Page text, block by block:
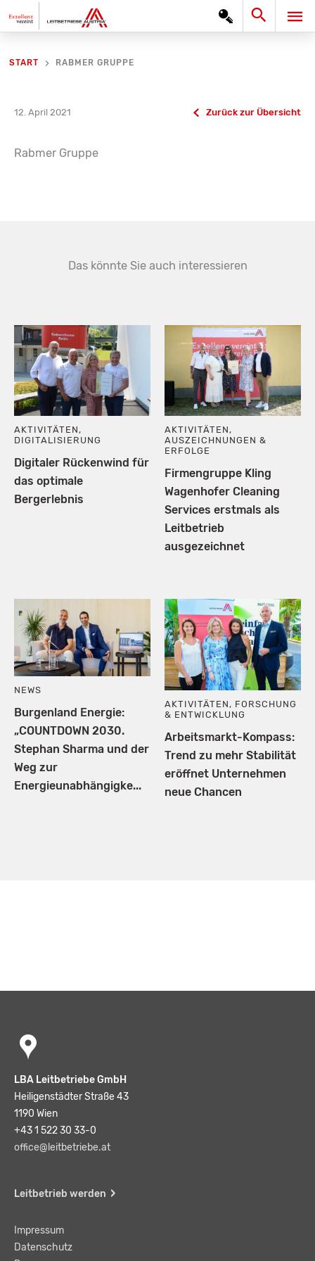
Inhalt
Search
START RABMER GRUPPE
12. April 2021 Zurück zur Übersicht
Rabmer Gruppe
Das könnte Sie auch interessieren
AKTIVITÄTEN ,
DIGITALISIERUNG
Digitaler Rückenwind für
das optimale
Bergerlebnis
AKTIVITÄTEN,
AUSZEICHNUNGEN &
ERFOLGE
Firmengruppe Kling
Wagenhofer Cleaning
Services erstmals als
Leitbetrieb
ausgezeichnet
NEWS
Burgenland Energie:
„COUNTDOWN 2030.
Stephan Sharma und der
Weg zur
Energieunabhängigke...
AKTIVITÄTEN , FORSCHUNG
& ENTWICKLUNG
Arbeitsmarkt-Kompass:
Trend zu mehr Stabilität
eröffnet Unternehmen
neue Chancen
LBA Leitbetriebe GmbH
Heiligenstädter Straße 43
1190 Wien
+43 1 522 30 33-0
office@leitbetriebe.at
Leitbetrieb werden
Impressum
Datenschutz